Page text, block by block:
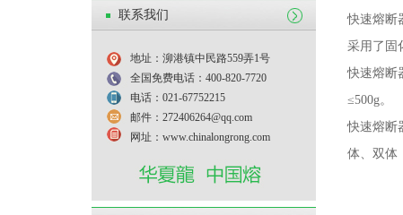
联系我们
地址：泖港镇中民路559弄1号
全国免费电话：400-820-7720
电话：021-67752215
邮件：272406264@qq.com
网址：www.chinalongrong.com
快速熔断
采用了固
快速熔断
≤500g。
快速熔断
体、双体